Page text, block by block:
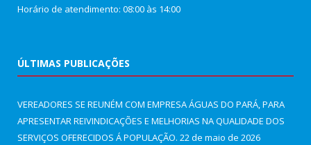
Horário de atendimento: 08:00 às 14:00
ÚLTIMAS PUBLICAÇÕES
VEREADORES SE REUNÉM COM EMPRESA ÁGUAS DO PARÁ, PARA
APRESENTAR REIVINDICAÇÕES E MELHORIAS NA QUALIDADE DOS
SERVIÇOS OFERECIDOS Á POPULAÇÃO. 22 de maio de 2026